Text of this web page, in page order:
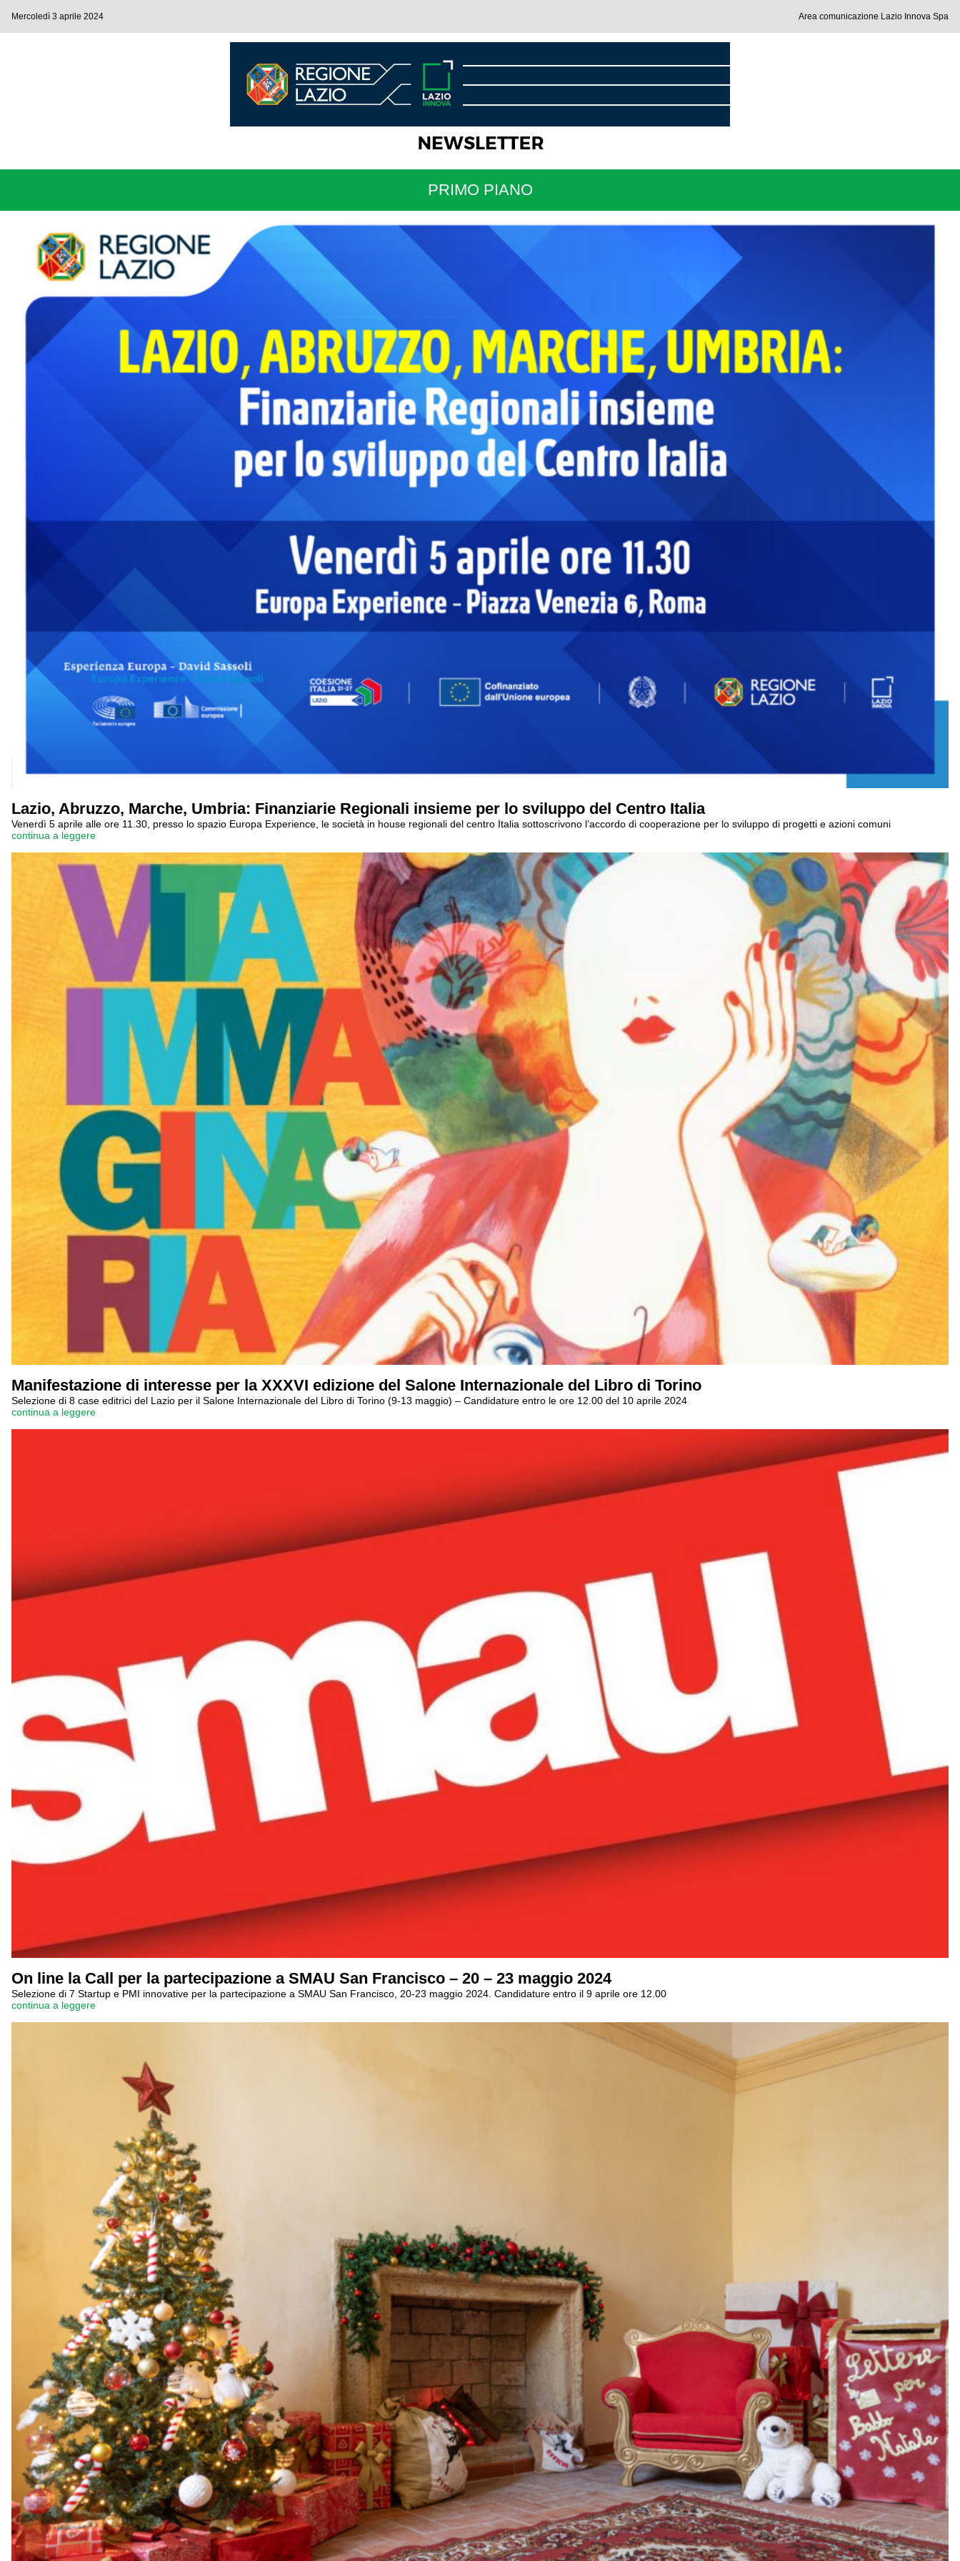
Mercoledì 3 aprile 2024 Area comunicazione Lazio Innova Spa
PRIMO PIANO
Lazio, Abruzzo, Marche, Umbria: Finanziarie Regionali insieme per lo sviluppo del Centro Italia
Venerdì 5 aprile alle ore 11.30, presso lo spazio Europa Experience, le società in house regionali del centro Italia sottoscrivono l’accordo di cooperazione per lo sviluppo di progetti e azioni comuni
continua a leggere
Manifestazione di interesse per la XXXVI edizione del Salone Internazionale del Libro di Torino
Selezione di 8 case editrici del Lazio per il Salone Internazionale del Libro di Torino (9-13 maggio) – Candidature entro le ore 12.00 del 10 aprile 2024
continua a leggere
On line la Call per la partecipazione a SMAU San Francisco – 20 – 23 maggio 2024
Selezione di 7 Startup e PMI innovative per la partecipazione a SMAU San Francisco, 20-23 maggio 2024. Candidature entro il 9 aprile ore 12.00
continua a leggere